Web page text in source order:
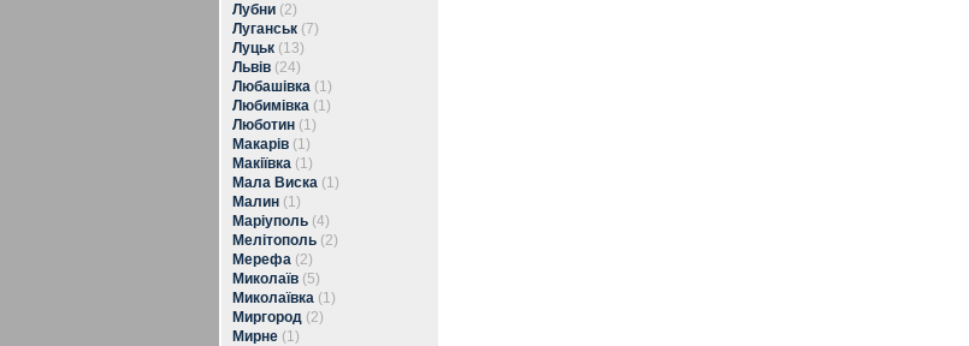
Лубни (2)
Луганськ (7)
Луцьк (13)
Львів (24)
Любашівка (1)
Любимівка (1)
Люботин (1)
Макарів (1)
Макіївка (1)
Мала Виска (1)
Малин (1)
Маріуполь (4)
Мелітополь (2)
Мерефа (2)
Миколаїв (5)
Миколаївка (1)
Миргород (2)
Мирне (1)